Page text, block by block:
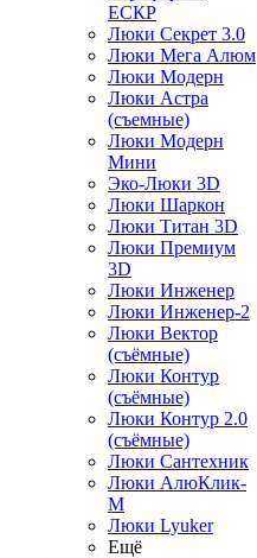
ЕСКР
Люки Секрет 3.0
Люки Мега Алюм
Люки Модерн
Люки Астра
(съемные)
Люки Модерн
Мини
Эко-Люки 3D
Люки Шаркон
Люки Титан 3D
Люки Премиум
3D
Люки Инженер
Люки Инженер-2
Люки Вектор
(съёмные)
Люки Контур
(съёмные)
Люки Контур 2.0
(съёмные)
Люки Сантехник
Люки АлюКлик-
М
Люки Lyuker
Ещё